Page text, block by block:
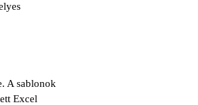
A sablonok
Excel